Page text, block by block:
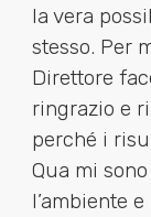
la vera
stesso. Per
Direttore
ringrazio e
perché i
Qua mi
l’ambiente